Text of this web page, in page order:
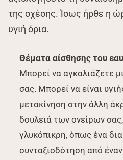
της σχέσης. Ίσως ήρθε η
υγιή όρια.
Θέματα αίσθησης του
Μπορεί να αγκαλιάζετε
σας. Μπορεί να είναι
μετακίνηση στην άλλη
δουλειά των ονείρων
γλυκόπικρη, όπως ένα
συνταξιοδότηση από